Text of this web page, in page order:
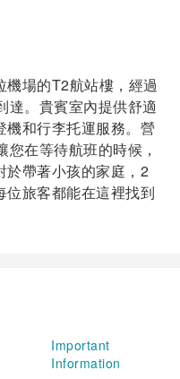
場的T2航站樓，經過
達。貴賓室內提供舒適
機和行李托運服務。營
在等待航班的時候，
於帶著小孩的家庭，2
位旅客都能在這裡找到
Important
Information